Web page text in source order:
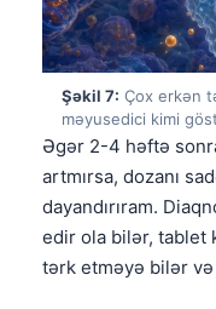
Şəkil 7: Çox erkən
məyusedici kimi
Əgər 2-4 həftə
artmırsa, dozanı
dayandırıram.
edir ola bilər, tablet
tərk etməyə bilər
Español
Português
Ελληνικά
Türkçe
Română
简体中文
فارسی